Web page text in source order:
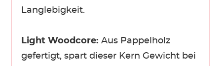
Langlebigkeit.
Light Woodcore:Aus Pappelholz
gefertigt, spart dieser Kern Gewicht bei